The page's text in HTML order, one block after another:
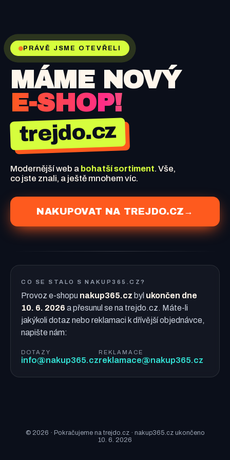
PRÁVĚ JSME OTEVŘELI
MÁME NOVÝ
E-SHOP!
trejdo.cz
Modernější web a bohatší sortiment. Vše,
co jste znali, a ještě mnohem víc.
NAKUPOVAT NA TREJDO.CZ →
CO SE STALO S NAKUP365.CZ?
Provoz e-shopu nakup365.cz byl ukončen dne
10. 6. 2026 a přesunul se na trejdo.cz. Máte-li
jakýkoli dotaz nebo reklamaci k dřívější objednávce,
napište nám:
DOTAZY
info@nakup365.cz
REKLAMACE
reklamace@nakup365.cz
© 2026 · Pokračujeme na trejdo.cz · nakup365.cz ukončeno
10. 6. 2026